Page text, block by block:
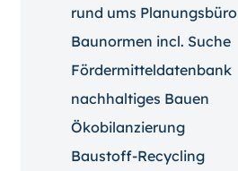
rund ums Planungsbüro
Baunormen incl. Suche
Fördermitteldatenbank
nachhaltiges Bauen
Ökobilanzierung
Baustoff-Recycling